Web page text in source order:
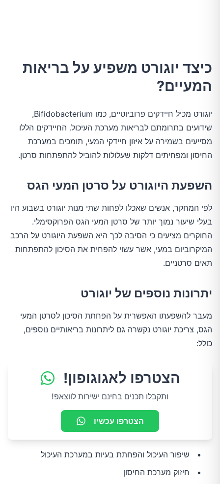
כיצד יוגורט משפיע על בריאות
המעיים?
יוגורט מכיל חיידקים פרוביוטיים, כמו Bifidobacterium,
שידועים בתרומתם לבריאות מערכת העיכול. החיידקים הללו
מסייעים בשמירה על איזון חיידקי המעי, תומכים במערכת
החיסון ומפחיתים דלקות שעלולות להוביל להתפתחות סרטן.
השפעת היוגורט על סרטן המעי הגס
לפי המחקר, אנשים שאכלו לפחות שתי מנות יוגורט בשבוע היו
בעלי שיעור נמוך יותר של סרטן המעי הגס הפרוקסימלי.
החוקרים מציעים כי הסיבה לכך היא השפעת היוגורט על הרכב
המיקרוביום במעי, אשר עשוי להפחית את הסיכון להתפתחות
תאים סרטניים.
יתרונות נוספים של יוגורט
מעבר להשפעתו האפשרית על הפחתת הסיכון לסרטן המעי
הגס, צריכת יוגורט נקשרה גם ליתרונות בריאותיים נוספים,
כולל:
הצטרפו לאגוגופון!
ותקבלו תכנים בחינם ישירות לווצאפ!
הצטרפו עכשיו
שיפור העיכול והפחתת בעיות במערכת העיכול
חיזוק מערכת החיסון